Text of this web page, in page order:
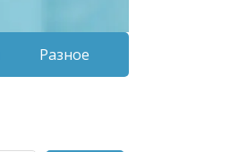
Разное